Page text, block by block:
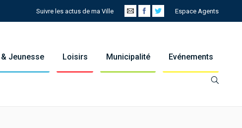
Suivre les actus de ma Ville Espace Agents
Jeunesse Loisirs Municipalité Evénements